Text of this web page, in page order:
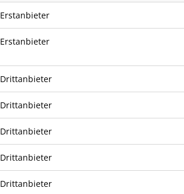
Erstanbieter
Erstanbieter
Drittanbieter
Drittanbieter
Drittanbieter
Drittanbieter
Drittanbieter